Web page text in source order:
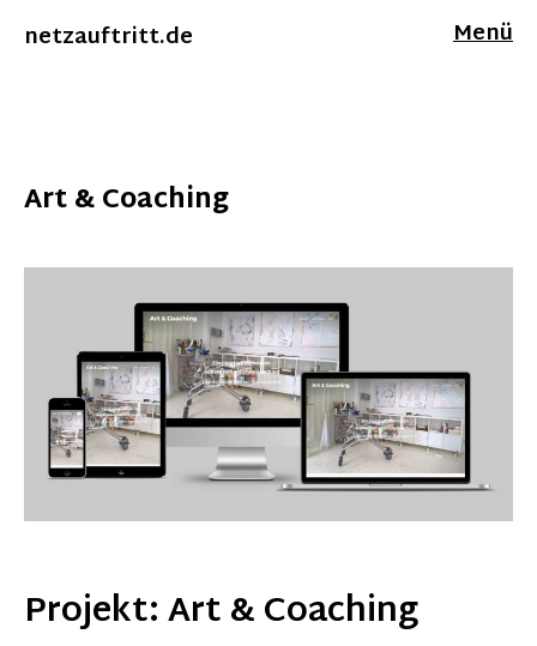
netzauftritt.de Menü
Art & Coaching
Projekt: Art & Coaching